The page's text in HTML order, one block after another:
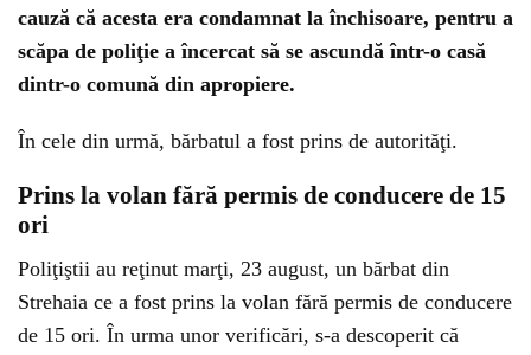
cauză că acesta era condamnat la închisoare, pentru a
scăpa de poliţie a încercat să se ascundă într-o casă
dintr-o comună din apropiere.
În cele din urmă, bărbatul a fost prins de autorităţi.
Prins la volan fără permis de conducere de 15
ori
Poliţiştii au reţinut marţi, 23 august, un bărbat din
Strehaia ce a fost prins la volan fără permis de conducere
de 15 ori. În urma unor verificări, s-a descoperit că